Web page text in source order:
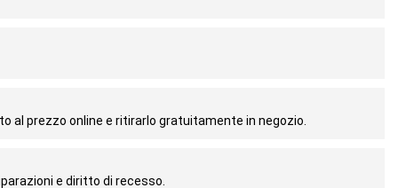
al prezzo online e ritirarlo gratuitamente in negozio.
e diritto di recesso.